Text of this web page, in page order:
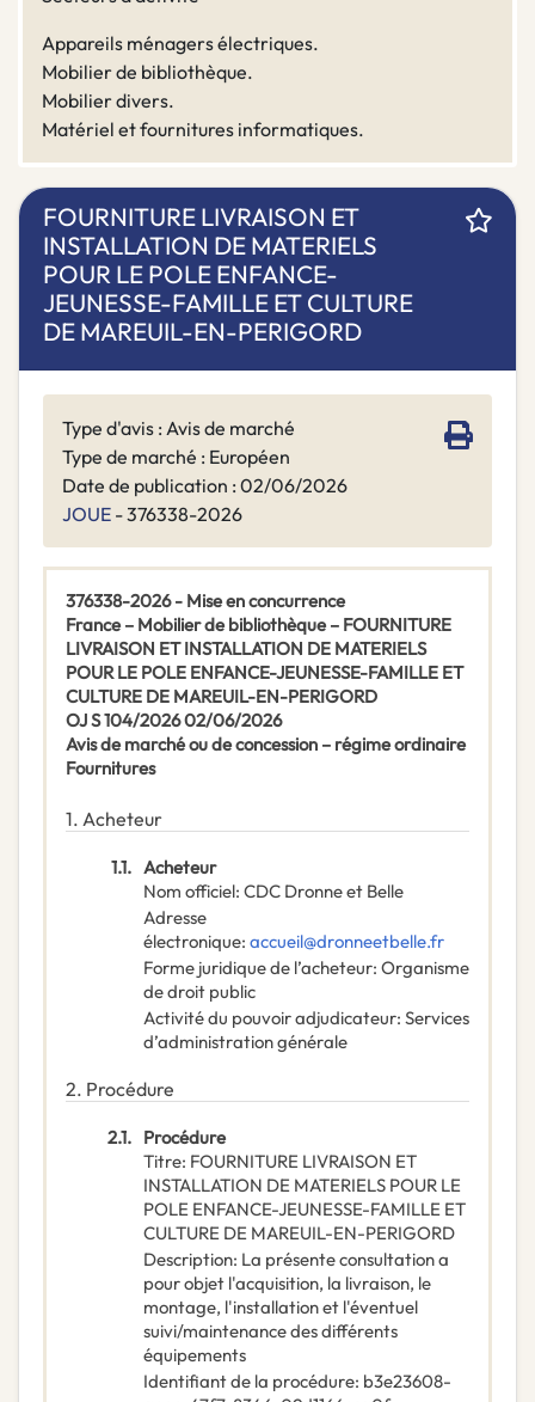
Appareils ménagers électriques.
Mobilier de bibliothèque.
Mobilier divers.
Matériel et fournitures informatiques.
FOURNITURE LIVRAISON ET
INSTALLATION DE MATERIELS
POUR LE POLE ENFANCE-
JEUNESSE-FAMILLE ET CULTURE
DE MAREUIL-EN-PERIGORD
Type d'avis : Avis de marché
Type de marché : Européen
Date de publication : 02/06/2026
JOUE - 376338-2026
376338-2026 - Mise en concurrence
France – Mobilier de bibliothèque – FOURNITURE
LIVRAISON ET INSTALLATION DE MATERIELS
POUR LE POLE ENFANCE-JEUNESSE-FAMILLE ET
CULTURE DE MAREUIL-EN-PERIGORD
OJ S 104/2026 02/06/2026
Avis de marché ou de concession – régime ordinaire
Fournitures
1. Acheteur
1.1. Acheteur
Nom officiel: CDC Dronne et Belle
Adresse
électronique: accueil@dronneetbelle.fr
Forme juridique de l’acheteur: Organisme
de droit public
Activité du pouvoir adjudicateur: Services
d’administration générale
2. Procédure
2.1. Procédure
Titre: FOURNITURE LIVRAISON ET
INSTALLATION DE MATERIELS POUR LE
POLE ENFANCE-JEUNESSE-FAMILLE ET
CULTURE DE MAREUIL-EN-PERIGORD
Description: La présente consultation a
pour objet l'acquisition, la livraison, le
montage, l'installation et l'éventuel
suivi/maintenance des différents
équipements
Identifiant de la procédure: b3e23608-